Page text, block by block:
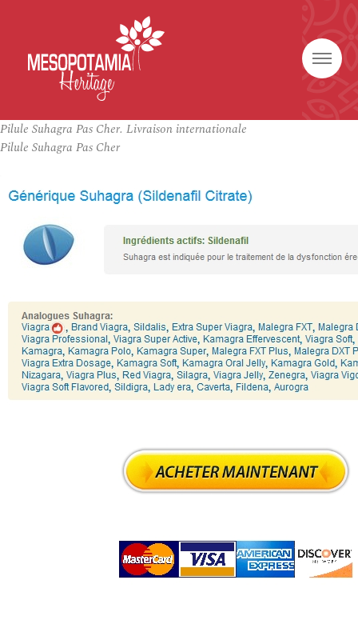
Pilule Suhagra Pas Cher. Livraison internationale
Pilule Suhagra Pas Cher